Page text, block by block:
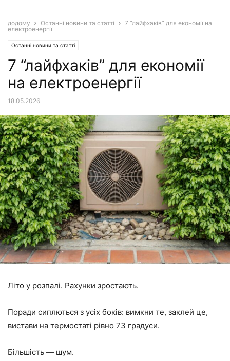
додому Останні новини та статті
7 “лайфхаків” для економії на
електроенергії
Останні новини та статті
7 “лайфхаків” для економії
на електроенергії
18.05.2026
Літо у розпалі. Рахунки зростають.
Поради сиплються з усіх боків: вимкни те, заклей це,
вистави на термостаті рівно 73 градуси.
Більшість — шум.